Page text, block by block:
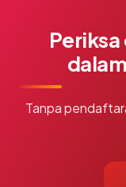
Tanpa